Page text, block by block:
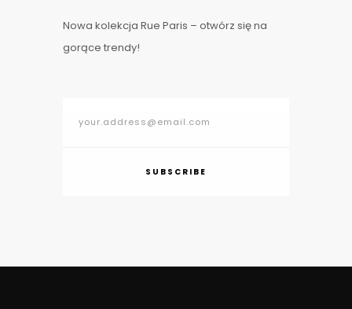
Nowa kolekcja Rue Paris – otwórz się na
gorące trendy!
SUBSCRIBE